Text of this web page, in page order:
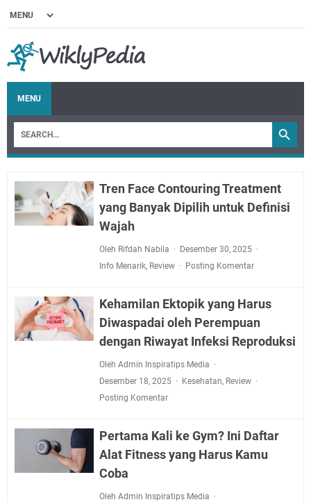
MENU
Tren Face Contouring Treatment
yang Banyak Dipilih untuk Definisi
Wajah
Oleh Rifdah Nabila
Desember 30, 2025
Info Menarik, Review Posting Komentar
Kehamilan Ektopik yang Harus
Diwaspadai oleh Perempuan
dengan Riwayat Infeksi Reproduksi
Oleh Admin Inspiratips Media
Desember 18, 2025
Kesehatan, Review
Posting Komentar
Pertama Kali ke Gym? Ini Daftar
Alat Fitness yang Harus Kamu
Coba
Oleh Admin Inspiratips Media